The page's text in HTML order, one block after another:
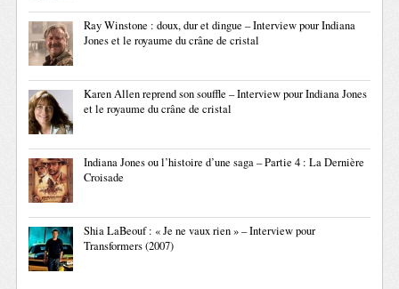
Ray Winstone : doux, dur et dingue – Interview pour Indiana
Jones et le royaume du crâne de cristal
Karen Allen reprend son souffle – Interview pour Indiana Jones
et le royaume du crâne de cristal
Indiana Jones ou l’histoire d’une saga – Partie 4 : La Dernière
Croisade
Shia LaBeouf : « Je ne vaux rien » – Interview pour
Transformers (2007)